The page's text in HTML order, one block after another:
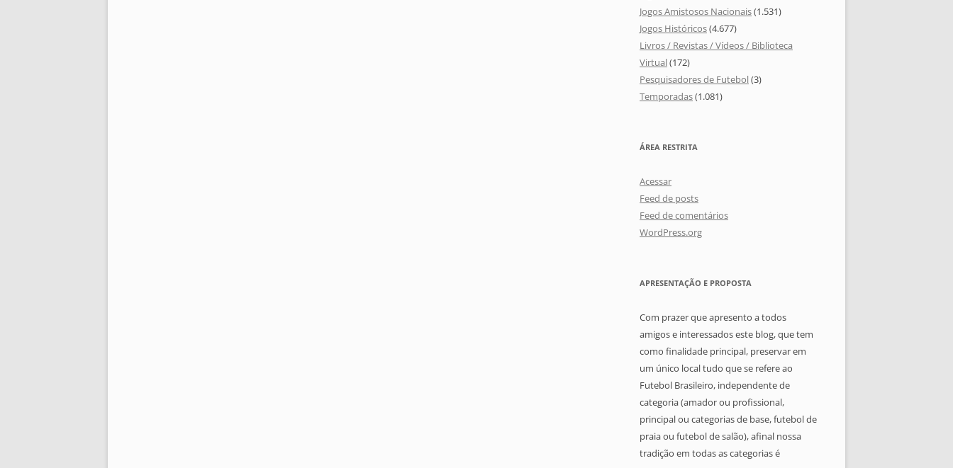
Jogos Amistosos Nacionais(1.531)
Jogos Históricos(4.677)
Livros / Revistas / Vídeos / Biblioteca
Virtual(172)
Pesquisadores de Futebol(3)
Temporadas(1.081)
ÁREA RESTRITA
Acessar
Feed de posts
Feed de comentários
WordPress.org
APRESENTAÇÃO E PROPOSTA
Com prazer que apresento a todos
amigos e interessados este blog, que tem
como finalidade principal, preservar em
um único local tudo que se refere ao
Futebol Brasileiro, independente de
categoria (amador ou profissional,
principal ou categorias de base, futebol de
praia ou futebol de salão), afinal nossa
tradição em todas as categorias é